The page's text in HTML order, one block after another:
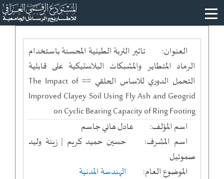
العنوان:
تاثير التربة الطينية المحسنة باستخدام
الرماد المتطاير والمشبكات البلاستيكية على قابلية
التحمل الدوري للاساس الحلقي == The Impact of
Improved Clayey Soil Using Fly Ash and Geogrid
on Cyclic Bearing Capacity of Ring Footing
اسم المؤلف:
عادل هاني جاسم
اسم المشرف:
حسين حميد كريم | زينة وليد
صموئيل
الموضوع العام:
الهندسة المدنية